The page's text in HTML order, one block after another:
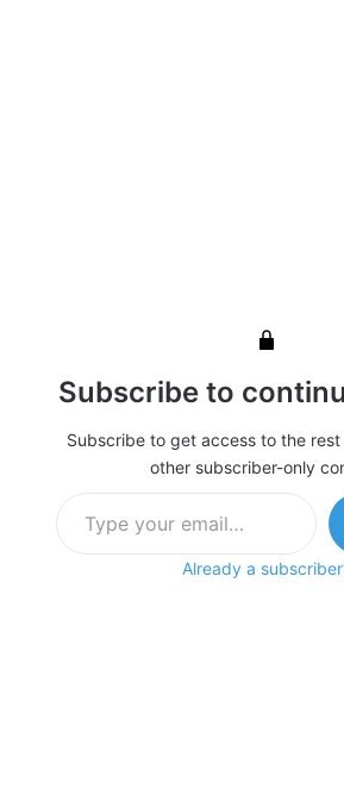
Subscribe to
Subscribe to get access to the
other subscriber-only
Type your email…
Already a